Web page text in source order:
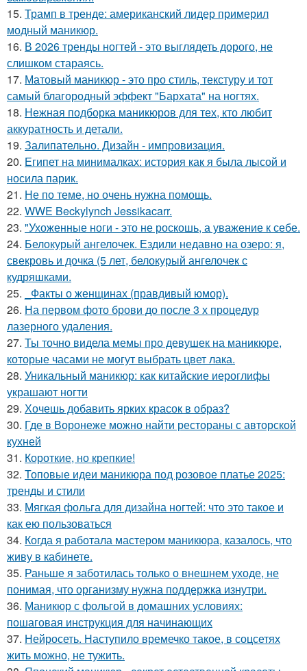
15. Трамп в тренде: американский лидер примерил
модный маникюр.
16. В 2026 тренды ногтей - это выглядеть дорого, не
слишком стараясь.
17. Матовый маникюр - это про стиль, текстуру и тот
самый благородный эффект "Бархата" на ногтях.
18. Нежная подборка маникюров для тех, кто любит
аккуратность и детали.
19. Залипательно. Дизайн - импровизация.
20. Египет на минималках: история как я была лысой и
носила парик.
21. Не по теме, но очень нужна помощь.
22. WWE Beckylynch Jessikacarr.
23. "Ухоженные ноги - это не роскошь, а уважение к себе.
24. Белокурый ангелочек. Ездили недавно на озеро: я,
свекровь и дочка (5 лет, белокурый ангелочек с
кудряшками.
25.
_Факты о женщинах (правдивый юмор).
26. На первом фото брови до после 3 х процедур
лазерного удаления.
27. Ты точно видела мемы про девушек на маникюре,
которые часами не могут выбрать цвет лака.
28. Уникальный маникюр: как китайские иероглифы
украшают ногти
29. Хочешь добавить ярких красок в образ?
30. Где в Воронеже можно найти рестораны с авторской
кухней
31. Короткие, но крепкие!
32. Топовые идеи маникюра под розовое платье 2025:
тренды и стили
33. Мягкая фольга для дизайна ногтей: что это такое и
как ею пользоваться
34. Когда я работала мастером маникюра, казалось, что
живу в кабинете.
35. Раньше я заботилась только о внешнем уходе, не
понимая, что организму нужна поддержка изнутри.
36. Маникюр с фольгой в домашних условиях:
пошаговая инструкция для начинающих
37. Нейросеть. Наступило времечко такое, в соцсетях
жить можно, не тужить.